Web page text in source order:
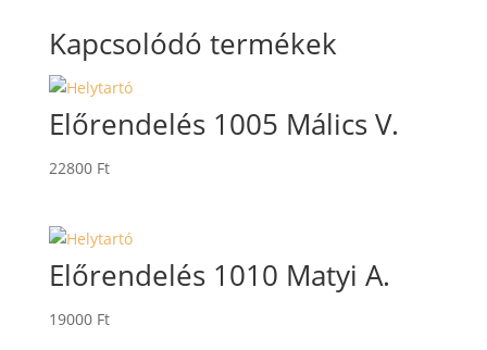
Kapcsolódó termékek
Előrendelés 1005 Málics V.
22800 Ft
Előrendelés 1010 Matyi A.
19000 Ft